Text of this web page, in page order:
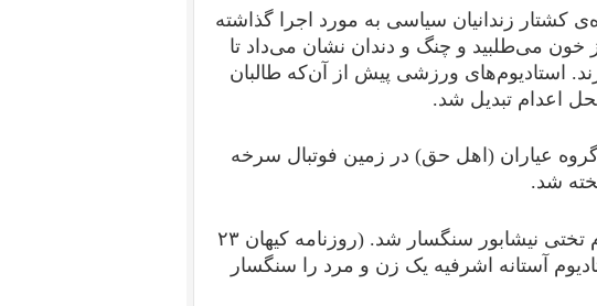
زندانیان سیاسی به مورد اجرا گذاشته
می‌طلبید و چنگ و دندان نشان می‌داد تا
استادیوم‌های ورزشی پیش از آن‌که طالبان
اعدام تبدیل شد.
رهبر گروه عیاران (اهل حق) در زمین فوتبال سرخه
شد.
در اردیبهشت ۶۸ یک زن دردمند در استادیوم تختی نیشابور سنگسار شد. (روزنامه کیهان ۲۳
) و سپس در دیماه ۶۸ در استادیوم آستانه اشرفیه یک زن و مرد را سنگسار